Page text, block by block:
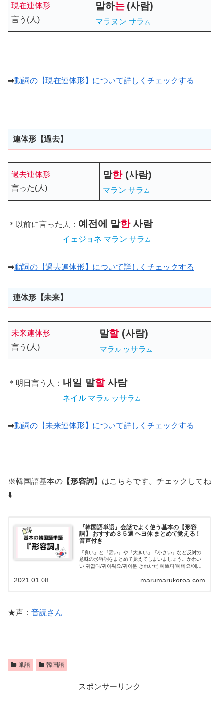
現在連体形
言う(人)
말하는 (사람)
マラヌン サラム
➡動詞の【現在連体形】について詳しくチェックする
連体形【過去】
過去連体形
言った(人)
말한(사람)
マラン サラム
＊以前に言った人： 예전에 말한사람
イェジョネ マラン サラム
➡動詞の【過去連体形】について詳しくチェックする
連体形【未来】
未来連体形
言う(人)
말할(사람)
マラ ル ッサラム
＊明日言う人： 내일 말할사람
ネイル マラ ル ッサラ ム
➡動詞の【未来連体形】について詳しくチェックする
※韓国語基本の 【形容詞】 はこちらです。チェックしてね
⬇️
『韓国語単語』会話でよく使う基本の【形容
詞】 おすすめ３５選 ヘヨ体 まとめて覚える！
音声付き
『良い』と『悪い』や『大きい』『小さい』など反対の
意味の形容詞をまとめて覚えてしまいましょう。かわい
い 귀엽다/귀여워요/귀여운 きれいだ 예쁘다/예뻐요/예쁜
marumarukorea.com
2021.01.08
★声： 音読さん
単語 韓国語
スポンサーリンク